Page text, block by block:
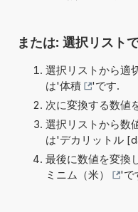
または: 選択リスト
選択リストから適
は'体積
'です.
次に変換する数値
選択リストから数
は'デカリットル
最後に数値を変換
ミニム（米）
'で